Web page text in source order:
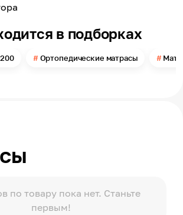
в подборках
Ортопедические матрасы
по товару пока нет. Станьте
первым!